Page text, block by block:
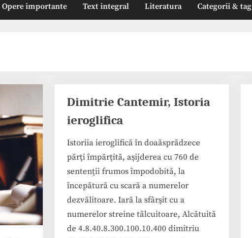
Opere importante Text integral Literatura Categorii &
Dimitrie Cantemir, Istoria
ieroglifica
Istoriia ieroglifică în doaăsprădzece
părţi împărţită, aşijderea cu 760 de
sentenţii frumos împodobită, la
începătură cu scară a numerelor
dezvălitoare. Iară la sfârşit cu a
numerelor streine tâlcuitoare, Alcătuită
de 4.8.40.8.300.100.10.400 dimitriu